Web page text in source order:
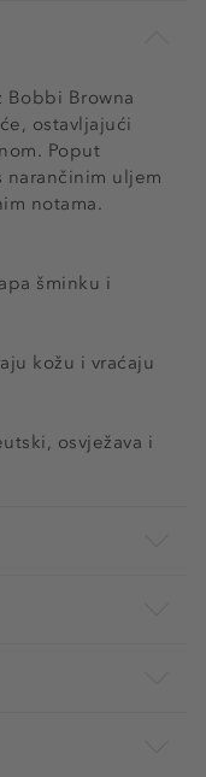
Bobbi Browna
ostavljajući
Poput
narančinim uljem
notama.
šminku i
kožu i vraćaju
osvježava i